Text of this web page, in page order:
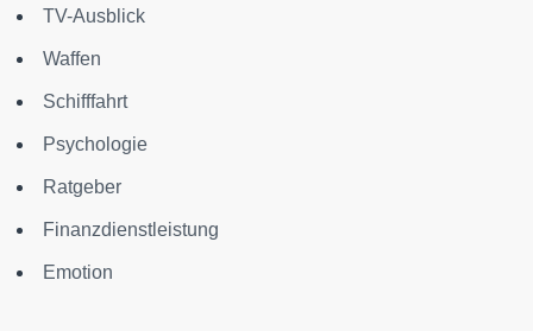
TV-Ausblick
Waffen
Schifffahrt
Psychologie
Ratgeber
Finanzdienstleistung
Emotion